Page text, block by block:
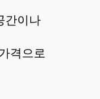
간이나
격으로